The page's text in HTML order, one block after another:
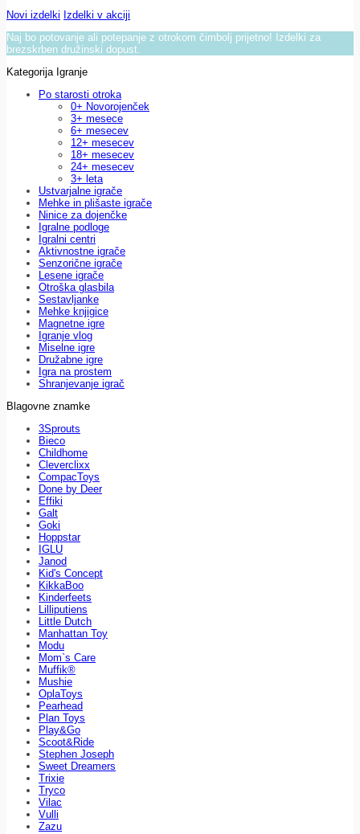
Novi izdelki Izdelki v akciji
Naj bo potovanje ali potepanje z otrokom čimbolj prijetno! Izdelki za
brezskrben družinski dopust.
Kategorija Igranje
Po starosti otroka
0+ Novorojenček
3+ mesece
6+ mesecev
12+ mesecev
18+ mesecev
24+ mesecev
3+ leta
Ustvarjalne igrače
Mehke in plišaste igrače
Ninice za dojenčke
Igralne podloge
Igralni centri
Aktivnostne igrače
Senzorične igrače
Lesene igrače
Otroška glasbila
Sestavljanke
Mehke knjigice
Magnetne igre
Igranje vlog
Miselne igre
Družabne igre
Igra na prostem
Shranjevanje igrač
Blagovne znamke
3Sprouts
Bieco
Childhome
Cleverclixx
CompacToys
Done by Deer
Effiki
Galt
Goki
Hoppstar
IGLU
Janod
Kid's Concept
KikkaBoo
Kinderfeets
Lilliputiens
Little Dutch
Manhattan Toy
Modu
Mom`s Care
Muffik®
Mushie
OplaToys
Pearhead
Plan Toys
Play&Go
Scoot&Ride
Stephen Joseph
Sweet Dreamers
Trixie
Tryco
Vilac
Vulli
Zazu